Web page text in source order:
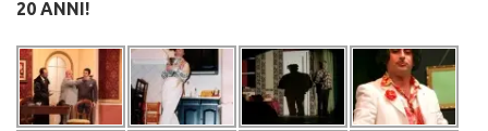
20 ANNI!